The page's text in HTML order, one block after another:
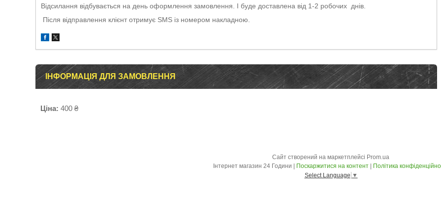
Відсилання відбувається на день оформлення замовлення. І буде доставлена від 1-2 робочих днів.
Після відправлення клієнт отримує SMS із номером накладною.
ІНФОРМАЦІЯ ДЛЯ ЗАМОВЛЕННЯ
Ціна: 400 ₴
Сайт створений на маркетплейсі Prom.ua
Поскаржитися на контент
Політика
Select Language ▼